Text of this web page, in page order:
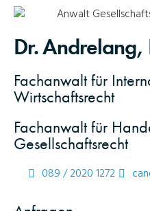
Dr. Andrelang,
Fachanwalt für
Wirtschaftsrecht
Fachanwalt für
Gesellschaftsrecht
089 / 2020 1272